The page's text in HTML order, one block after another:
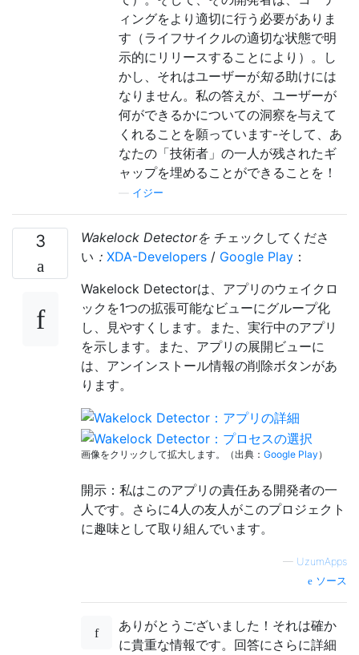
ィングをより適切に行う必要がありま
す（ライフサイクルの適切な状態で明
示的にリリースすることにより）。し
かし、それはユーザーが知る助けには
なりません。私の答えが、ユーザーが
何ができるかについての洞察を与えて
くれることを願っています-そして、あ
なたの「技術者」の一人が残されたギ
ャップを埋めることができることを！
イジー
3 Wakelock Detectorを チェックしてくださ
い ： XDA-Developers / Google Play ：
Wakelock Detectorは、アプリのウェイクロ
ックを1つの拡張可能なビューにグループ化
し、見やすくします。また、実行中のアプリ
を示します。また、アプリの展開ビューに
は、アンインストール情報の削除ボタンがあ
ります。
画像をクリックして拡大します。（出典： Google Play ）
開示：私はこのアプリの責任ある開発者の一
人です。さらに4人の友人がこのプロジェクト
に趣味として取り組んでいます。
— UzumApps
ソース
ありがとうございました！それは確か
に貴重な情報です。回答にさらに詳細